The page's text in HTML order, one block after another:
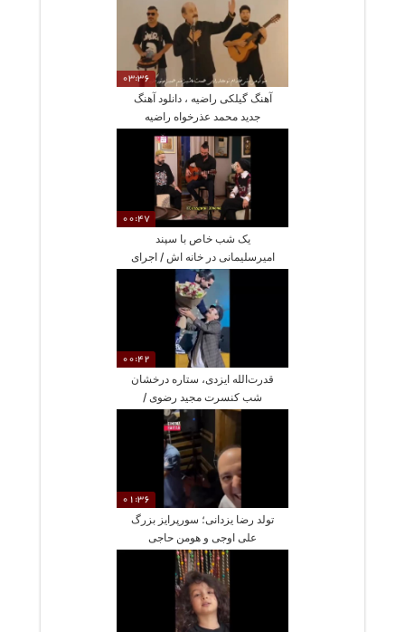
03:36
آهنگ گیلکی راضیه ، دانلود آهنگ
جدید محمد عذرخواه راضیه
00:47
یک شب خاص با سپند
امیرسلیمانی در خانه اش / اجرای
عاشقانه آهنگ «تو هیچی از من
نمیدونی» در مهمانی دورهمی
شام ایرانی
00:42
قدرت‌الله ایزدی، ستاره درخشان
شب کنسرت مجید رضوی /
تشویق عمو رشید در اصفهان
01:36
تولد رضا یزدانی؛ سورپرایز بزرگ
علی اوجی و هومن حاجی
عبداللهی برای خواننده محبوب